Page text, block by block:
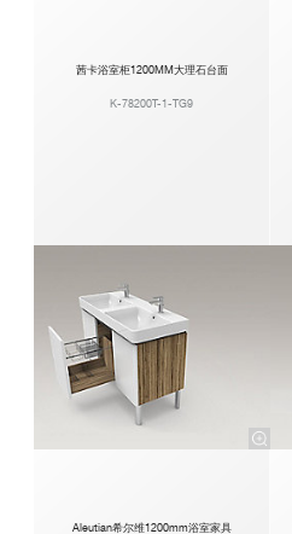
茜卡浴室柜1200MM大理石台面
K-78200T-1-TG9
Aleutian希尔维1200mm浴室家具